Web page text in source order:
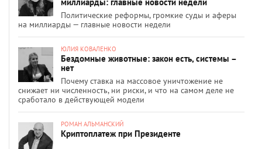
Политические реформы, громкие суды и аферы
на миллиарды — главные новости недели
ЮЛИЯ КОВАЛЕНКО
Бездомные животные: закон есть, системы –
нет
Почему ставка на массовое уничтожение не
снижает ни численность, ни риски, и что на самом деле не
сработало в действующей модели
РОМАН АЛЬМАНСКИЙ
Криптоплатеж при Президенте